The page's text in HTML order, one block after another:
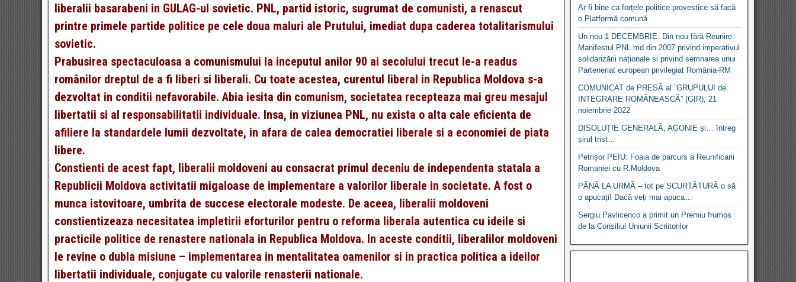
liberalii basarabeni in GULAG-ul sovietic. PNL, partid istoric, sugrumat de comunisti, a renascut
printre primele partide politice pe cele doua maluri ale Prutului, imediat dupa caderea totalitarismului
sovietic.
Prabusirea spectaculoasa a comunismului la inceputul anilor 90 ai secolului trecut le-a readus
românilor dreptul de a fi liberi si liberali. Cu toate acestea, curentul liberal in Republica Moldova s-a
dezvoltat in conditii nefavorabile. Abia iesita din comunism, societatea recepteaza mai greu mesajul
libertatii si al responsabilitatii individuale. Insa, in viziunea PNL, nu exista o alta cale eficienta de
afiliere la standardele lumii dezvoltate, in afara de calea democratiei liberale si a economiei de piata
libere.
Constienti de acest fapt, liberalii moldoveni au consacrat primul deceniu de independenta statala a
Republicii Moldova activitatii migaloase de implementare a valorilor liberale in societate. A fost o
munca istovitoare, umbrita de succese electorale modeste. De aceea, liberalii moldoveni
constientizeaza necesitatea impletirii eforturilor pentru o reforma liberala autentica cu ideile si
practicile politice de renastere nationala in Republica Moldova. In aceste conditii, liberalilor moldoveni
le revine o dubla misiune – implementarea in mentalitatea oamenilor si in practica politica a ideilor
libertatii individuale, conjugate cu valorile renasterii nationale.
Ar fi bine ca forțele politice provestice să facă
o Platformă comună
Un nou 1 DECEMBRIE. Din nou fără Reunire.
Manifestul PNL.md din 2007 privind imperativul
solidarizării naționale si privind semnarea unui
Parteneriat european privilegiat România-RM
COMUNICAT de PRESĂ al ”GRUPULUI de
INTEGRARE ROMÂNEASCĂ” (GIR), 21
noiembrie 2022
DISOLUȚIE GENERALĂ, AGONIE și… întreg
șirul trist…
Petrișor PEIU: Foaia de parcurs a Reunificarii
Romaniei cu R.Moldova
PÂNĂ LA URMĂ – tot pe SCURTĂTURĂ o să
o apucați! Dacă veți mai apuca…
Sergiu Pavlicenco a primit un Premiu frumos
de la Consiliul Uniunii Scriitorilor